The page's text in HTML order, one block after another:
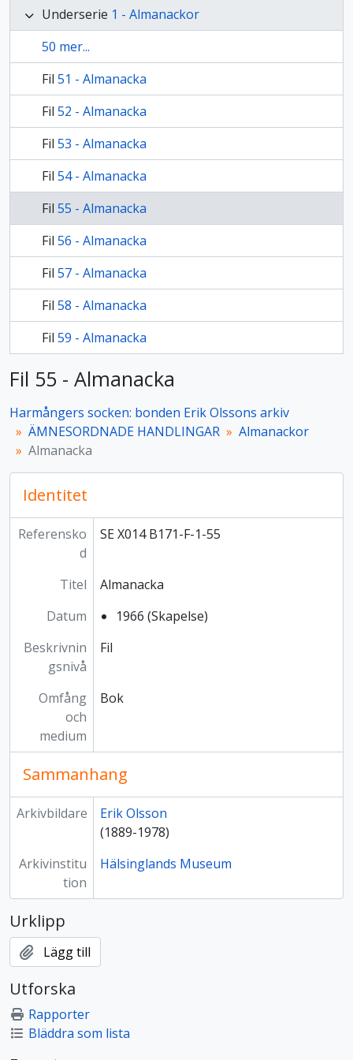
Underserie 1 - Almanackor
50 mer...
Fil 51 - Almanacka
Fil 52 - Almanacka
Fil 53 - Almanacka
Fil 54 - Almanacka
Fil 55 - Almanacka
Fil 56 - Almanacka
Fil 57 - Almanacka
Fil 58 - Almanacka
Fil 59 - Almanacka
Fil 55 - Almanacka
Harmångers socken: bonden Erik Olssons arkiv
ÄMNESORDNADE HANDLINGAR
Almanackor
Almanacka
Identitet
Referensko
d
SE X014 B171-F-1-55
Titel
Almanacka
Datum
1966 (Skapelse)
Beskrivnin
gsnivå
Fil
Omfång
och
medium
Bok
Sammanhang
Arkivbildare
Erik Olsson
(1889-1978)
Arkivinstitu
tion
Hälsinglands Museum
Urklipp
Lägg till
Utforska
Rapporter
Bläddra som lista